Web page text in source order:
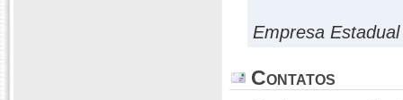
Empresa
Contatos